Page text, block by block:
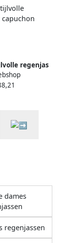
regenjas
Blue Dames
dames
regenjassen